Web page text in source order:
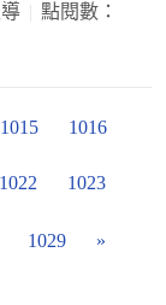
點閱數：
1015 1016
1022 1023
1029 »